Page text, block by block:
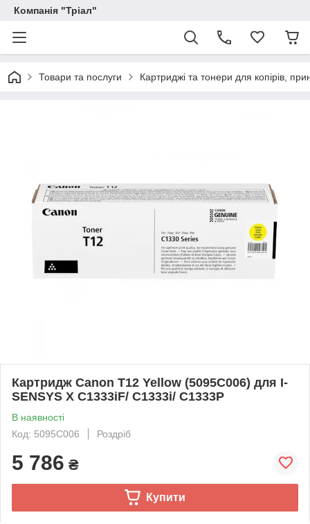
Компанія "Тріал"
Товари та послуги Картриджі та тонери для копірів,
Картридж Canon T12 Yellow (5095C006) для I-
SENSYS X C1333iF/ C1333i/ C1333P
В наявності
Код: 5095C006
Роздріб
5 786 ₴
Купити